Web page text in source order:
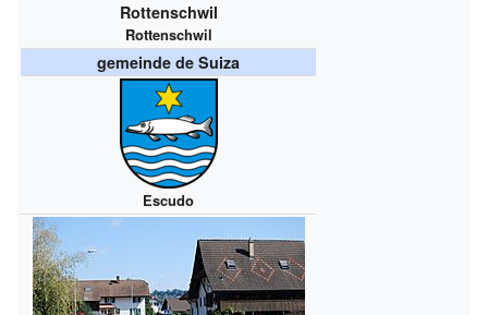
Rottenschwil
Rottenschwil
gemeinde de Suiza
Escudo